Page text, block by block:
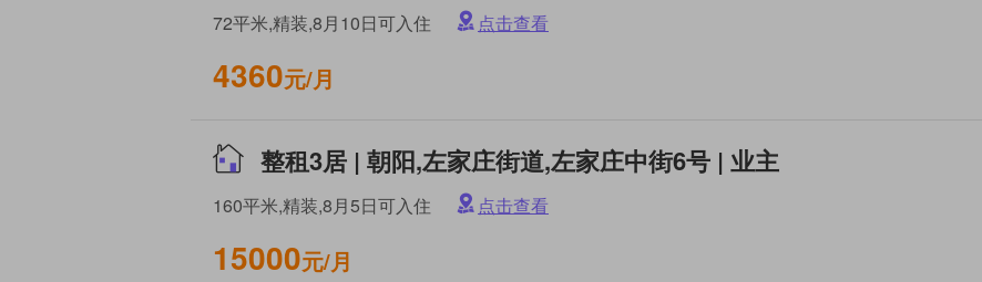
72平米,精装,8月10日可入住 点击查看
4360元/月
整租3居 | 朝阳,左家庄街道,左家庄中街6号 | 业主
160平米,精装,8月5日可入住 点击查看
15000元/月